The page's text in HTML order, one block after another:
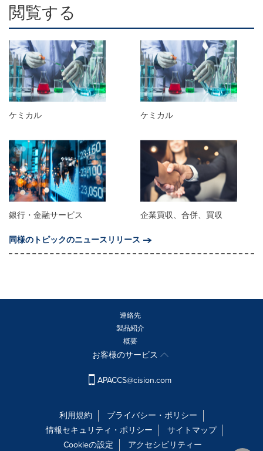
閲覧する
ケミカル ケミカル
銀行・金融サービス
企業買収、合併、買収
同様のトピックのニュースリリース
連絡先
製品紹介
概要
お客様のサービス
APACCS@cision.com
利用規約
プライバシー・ポリシー
情報セキュリティ・ポリシー
サイトマップ
Cookieの設定
アクセシビリティー